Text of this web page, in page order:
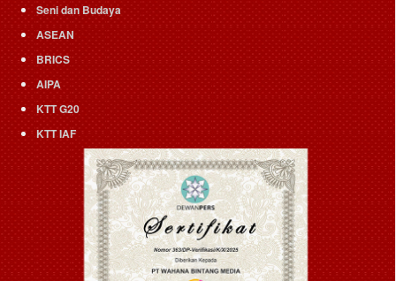
Seni dan Budaya
ASEAN
BRICS
AIPA
KTT G20
KTT IAF